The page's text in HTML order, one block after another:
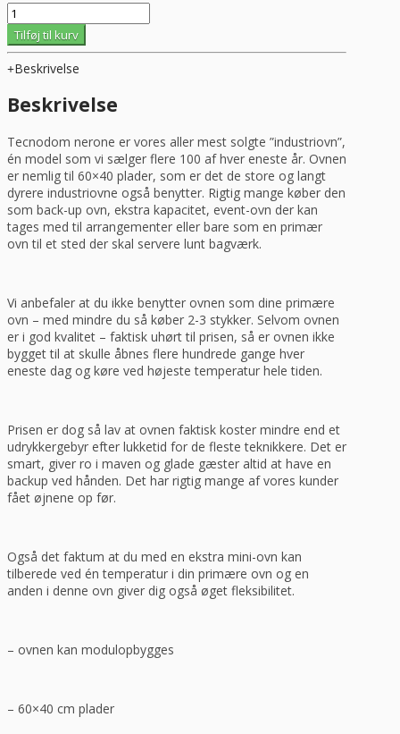
Industriovn,
Tecnodom
Nerone
BAKEOFF,
t/
60x40
plader
Tilføj til kurv
Beskrivelse
Beskrivelse
Tecnodom nerone er vores aller mest solgte ”industriovn”,
én model som vi sælger flere 100 af hver eneste år. Ovnen
er nemlig til 60×40 plader, som er det de store og langt
dyrere industriovne også benytter. Rigtig mange køber den
som back-up ovn, ekstra kapacitet, event-ovn der kan
tages med til arrangementer eller bare som en primær
ovn til et sted der skal servere lunt bagværk.
Vi anbefaler at du ikke benytter ovnen som dine primære
ovn – med mindre du så køber 2-3 stykker. Selvom ovnen
er i god kvalitet – faktisk uhørt til prisen, så er ovnen ikke
bygget til at skulle åbnes flere hundrede gange hver
eneste dag og køre ved højeste temperatur hele tiden.
Prisen er dog så lav at ovnen faktisk koster mindre end et
udrykkergebyr efter lukketid for de fleste teknikkere. Det er
smart, giver ro i maven og glade gæster altid at have en
backup ved hånden. Det har rigtig mange af vores kunder
fået øjnene op før.
Også det faktum at du med en ekstra mini-ovn kan
tilberede ved én temperatur i din primære ovn og en
anden i denne ovn giver dig også øget fleksibilitet.
– ovnen kan modulopbygges
– 60×40 cm plader